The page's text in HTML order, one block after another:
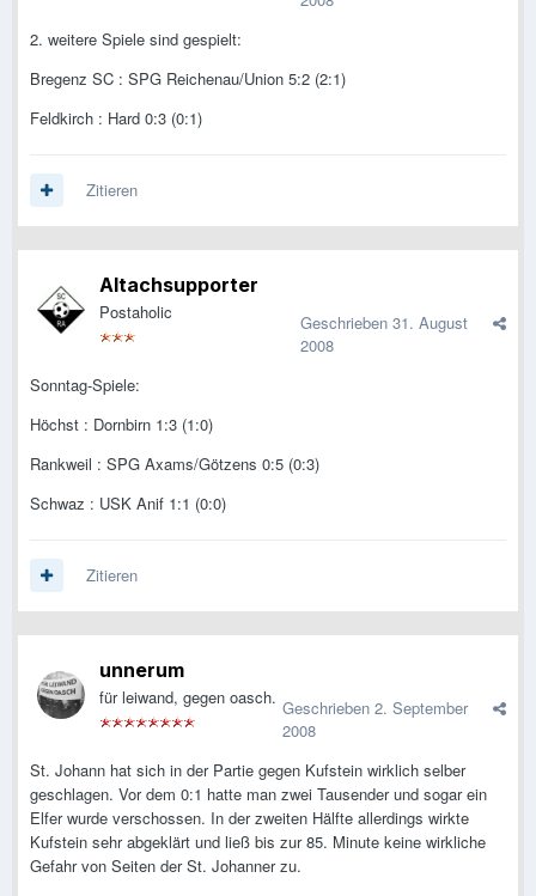
2. weitere Spiele sind gespielt:
Bregenz SC : SPG Reichenau/Union 5:2 (2:1)
Feldkirch : Hard 0:3 (0:1)
Zitieren
Altachsupporter
Postaholic Geschrieben 31. August
2008
Sonntag-Spiele:
Höchst : Dornbirn 1:3 (1:0)
Rankweil : SPG Axams/Götzens 0:5 (0:3)
Schwaz : USK Anif 1:1 (0:0)
Zitieren
unnerum
für leiwand, gegen oasch. Geschrieben 2. September
2008
St. Johann hat sich in der Partie gegen Kufstein wirklich selber
geschlagen. Vor dem 0:1 hatte man zwei Tausender und sogar ein
Elfer wurde verschossen. In der zweiten Hälfte allerdings wirkte
Kufstein sehr abgeklärt und ließ bis zur 85. Minute keine wirkliche
Gefahr von Seiten der St. Johanner zu.